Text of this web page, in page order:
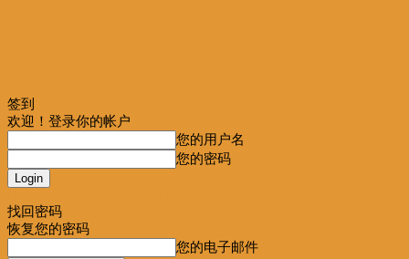
签到
欢迎！登录你的帐户
您的用户名
您的密码
找回密码
恢复您的密码
您的电子邮件